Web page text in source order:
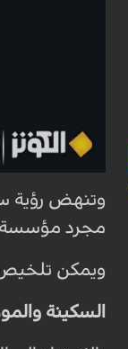
وتنهض رؤية
مجرد مؤسسة
ويمكن تلخيص
السكينة